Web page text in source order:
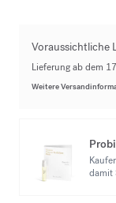
Voraussichtliche
Lieferung ab dem
Weitere
damit